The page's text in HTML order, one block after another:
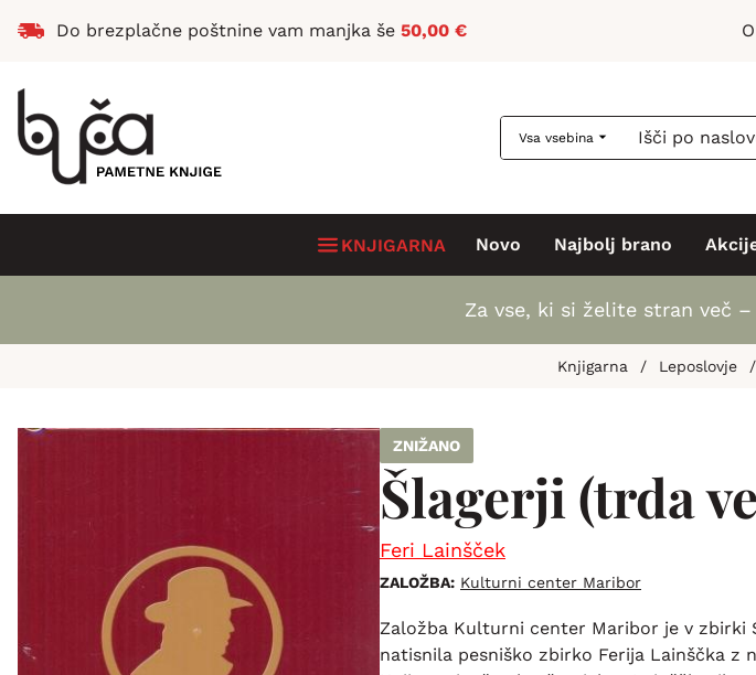
Do brezplačne poštnine vam manjka še 50,00 €
Vsa vsebina
KNJIGARNA Novo Najbolj brano
Za vse, ki si želite stran več –
Knjigarna / Leposlovje /
ZNIŽANO
Šlagerji (trda
Feri Lainšček
ZALOŽBA: Kulturni center Maribor
Založba Kulturni center Maribor je v zbirki
natisnila pesniško zbirko Ferija Lainščka z